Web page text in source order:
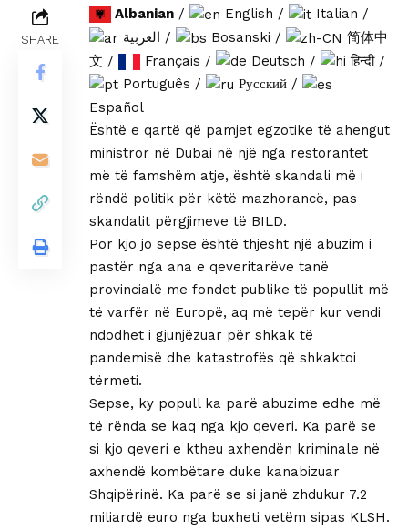
SHARE
Albanian / English / Italian /
العربية / Bosanski /
简体中
文 / Français / Deutsch / हिन्दी/
Português / Русский /
Español
Është e qartë që pamjet egzotike të ahengut
ministror në Dubai në një nga restorantet
më të famshëm atje, është skandali më i
rëndë politik për këtë mazhorancë, pas
skandalit përgjimeve të BILD.
Por kjo jo sepse është thjesht një abuzim i
pastër nga ana e qeveritarëve tanë
provincialë me fondet publike të popullit më
të varfër në Europë, aq më tepër kur vendi
ndodhet i gjunjëzuar për shkak të
pandemisë dhe katastrofës që shkaktoi
tërmeti.
Sepse, ky popull ka parë abuzime edhe më
të rënda se kaq nga kjo qeveri. Ka parë se
si kjo qeveri e ktheu axhendën kriminale në
axhendë kombëtare duke kanabizuar
Shqipërinë. Ka parë se si janë zhdukur 7.2
miliardë euro nga buxheti vetëm sipas KLSH.